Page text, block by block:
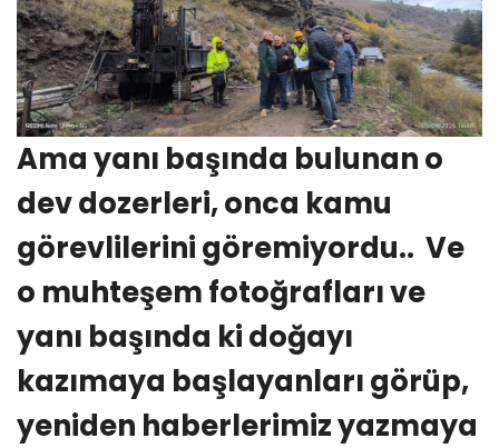
Ama yanı başında bulunan o
dev dozerleri, onca kamu
görevlilerini göremiyordu.. Ve
o muhteşem fotoğrafları ve
yanı başında ki doğayı
kazımaya başlayanları görüp,
yeniden haberlerimiz yazmaya